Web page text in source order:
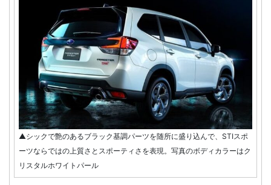
▲シックで艶のあるブラック基調パーツを随所に盛り込んで、STIスポ
ーツならではの上質さとスポーティさを表現。写真のボディカラーはク
リスタルホワイトパール